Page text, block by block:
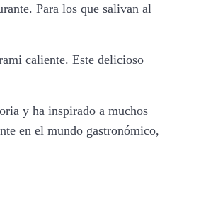
Para los que salivan al
caliente. Este delicioso
y ha inspirado a muchos
en el mundo gastronómico,